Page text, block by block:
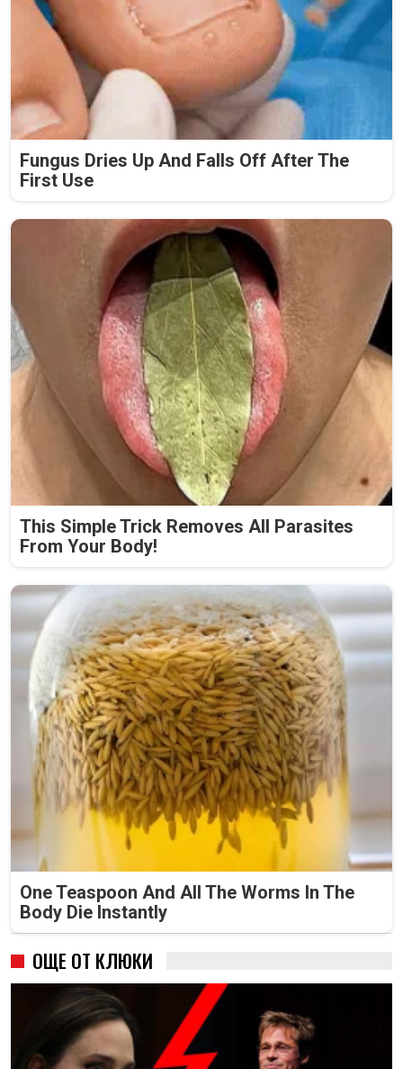
Fungus Dries Up And Falls Off After The
First Use
This Simple Trick Removes All Parasites
From Your Body!
One Teaspoon And All The Worms In The
Body Die Instantly
ОЩЕ ОТ КЛЮКИ